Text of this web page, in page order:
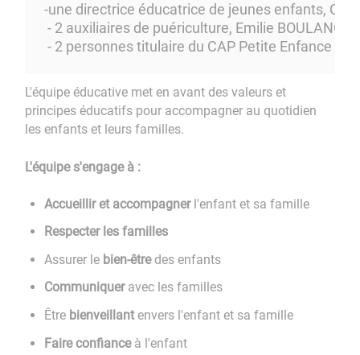
-une directrice éducatrice de jeunes enfants,
- 2 auxiliaires de puériculture, Emilie
- 2 personnes titulaire du CAP Petite Enfance :
L'équipe éducative met en avant des valeurs et
principes éducatifs pour accompagner au quotidien
les enfants et leurs familles.
L'équipe s'engage à : ​​​​​​​
Accueillir et accompagnerl'enfant et sa famille
Respecter les familles
Assurer le bien-êtredes enfants
Communiqueravec les familles
Être bienveillantenvers l'enfant et sa famille
Faire confianceà l'enfant